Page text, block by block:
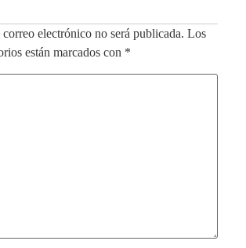
electrónico no será publicada. Los
están marcados con *